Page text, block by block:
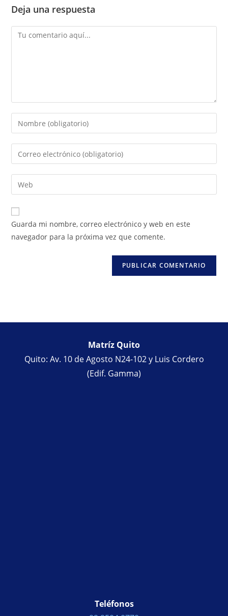
Deja una respuesta
Guarda mi nombre, correo electrónico y web en este
navegador para la próxima vez que comente.
Matríz Quito
Quito: Av. 10 de Agosto N24-102 y Luis Cordero
(Edif. Gamma)
Teléfonos